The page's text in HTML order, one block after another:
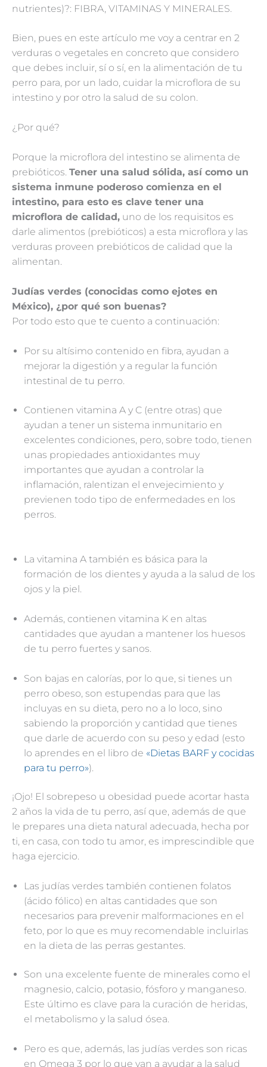
nutrientes)?: FIBRA, VITAMINAS Y MINERALES.
Bien, pues en este artículo me voy a centrar en 2
verduras o vegetales en concreto que considero
que debes incluir, sí o sí, en la alimentación de tu
perro para, por un lado, cuidar la microflora de su
intestino y por otro la salud de su colon.
¿Por qué?
Porque la microflora del intestino se alimenta de
prebióticos. Tener una salud sólida, así como un
sistema inmune poderoso comienza en el
intestino, para esto es clave tener una
microflora de calidad, uno de los requisitos es
darle alimentos (prebióticos) a esta microflora y las
verduras proveen prebióticos de calidad que la
alimentan.
Judías verdes (conocidas como ejotes en
México), ¿por qué son buenas?
Por todo esto que te cuento a continuación:
Por su altísimo contenido en fibra, ayudan a
mejorar la digestión y a regular la función
intestinal de tu perro.
Contienen vitamina A y C (entre otras) que
ayudan a tener un sistema inmunitario en
excelentes condiciones, pero, sobre todo, tienen
unas propiedades antioxidantes muy
importantes que ayudan a controlar la
inflamación, ralentizan el envejecimiento y
previenen todo tipo de enfermedades en los
perros.
La vitamina A también es básica para la
formación de los dientes y ayuda a la salud de los
ojos y la piel.
Además, contienen vitamina K en altas
cantidades que ayudan a mantener los huesos
de tu perro fuertes y sanos.
Son bajas en calorías, por lo que, si tienes un
perro obeso, son estupendas para que las
incluyas en su dieta, pero no a lo loco, sino
sabiendo la proporción y cantidad que tienes
que darle de acuerdo con su peso y edad (esto
lo aprendes en el libro de «Dietas BARF y cocidas
para tu perro»).
¡Ojo! El sobrepeso u obesidad puede acortar hasta
2 años la vida de tu perro, así que, además de que
le prepares una dieta natural adecuada, hecha por
ti, en casa, con todo tu amor, es imprescindible que
haga ejercicio.
Las judías verdes también contienen folatos
(ácido fólico) en altas cantidades que son
necesarios para prevenir malformaciones en el
feto, por lo que es muy recomendable incluirlas
en la dieta de las perras gestantes.
Son una excelente fuente de minerales como el
magnesio, calcio, potasio, fósforo y manganeso.
Este último es clave para la curación de heridas,
el metabolismo y la salud ósea.
Pero es que, además, las judías verdes son ricas
en Omega 3 por lo que van a ayudar a la salud